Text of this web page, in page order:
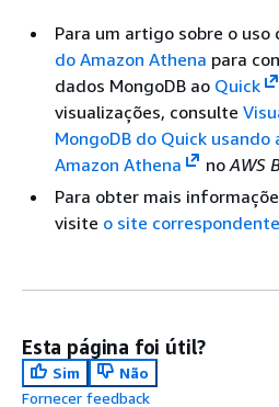
Para um artigo sobre o uso
do Amazon Athena para
dados MongoDB ao Quick
visualizações, consulte
MongoDB do Quick
Amazon Athena
noAWS
Para obter mais
visite o site correspondente
Esta página foi útil?
Sim
Não
Fornecer feedback